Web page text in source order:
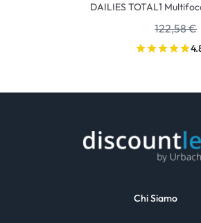
DAILIES TOTAL1
122,58 €
Chi Siamo